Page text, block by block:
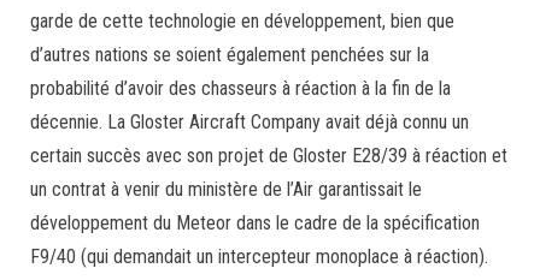
garde de cette technologie en développement, bien que
d’autres nations se soient également penchées sur la
probabilité d’avoir des chasseurs à réaction à la fin de la
décennie. La Gloster Aircraft Company avait déjà connu un
certain succès avec son projet de Gloster E28/39 à réaction et
un contrat à venir du ministère de l’Air garantissait le
développement du Meteor dans le cadre de la spécification
F9/40 (qui demandait un intercepteur monoplace à réaction).